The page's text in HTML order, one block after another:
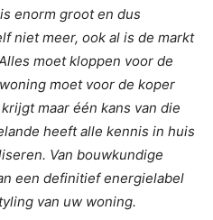
enorm groot en dus
niet meer, ook al is de markt
moet kloppen voor de
moet voor de koper
maar één kans van die
heeft alle kennis in huis
Van bouwkundige
een definitief energielabel
van uw woning.